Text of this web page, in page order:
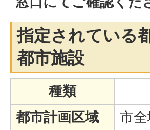
指定されている
都市施設
種類
都市計画区域
市